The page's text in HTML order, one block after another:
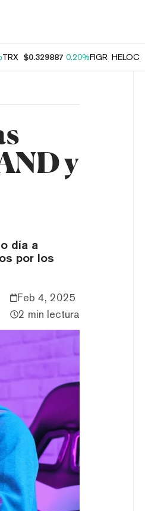
TRX $0.329887 0.20%FIGR_HELOC
y
día a
por los
Feb 4, 2025
2 min lectura